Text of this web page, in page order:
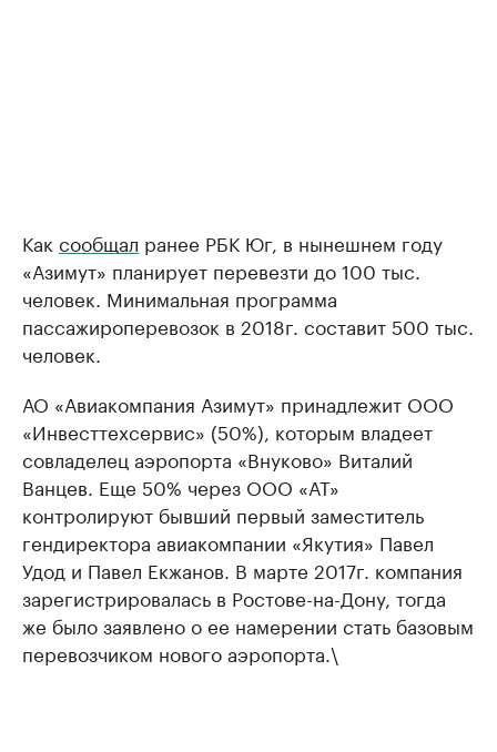
Как сообщал ранее РБК Юг, в нынешнем году
«Азимут» планирует перевезти до 100 тыс.
человек. Минимальная программа
пассажироперевозок в 2018г. составит 500 тыс.
человек.
АО «Авиакомпания Азимут» принадлежит ООО
«Инвесттехсервис» (50%), которым владеет
совладелец аэропорта «Внуково» Виталий
Ванцев. Еще 50% через ООО «АТ»
контролируют бывший первый заместитель
гендиректора авиакомпании «Якутия» Павел
Удод и Павел Екжанов. В марте 2017г. компания
зарегистрировалась в Ростове-на-Дону, тогда
же было заявлено о ее намерении стать базовым
перевозчиком нового аэропорта.\